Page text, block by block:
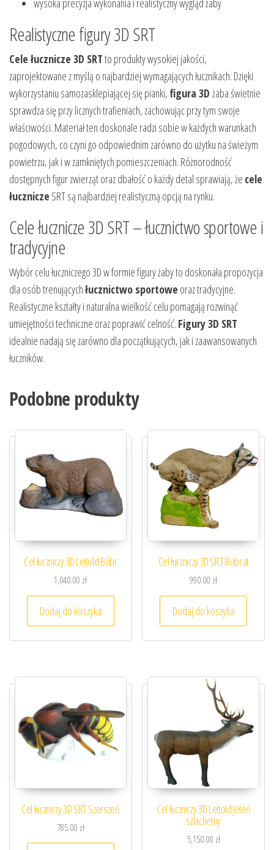
Realistyczne figury 3D SRT
Cele łucznicze 3D SRTto produkty wysokiej jakości,
zaprojektowane z myślą o najbardziej wymagających łucznikach. Dzięki
wykorzystaniu samozasklepiającej się pianki, figura 3D żaba świetnie
sprawdza się przy licznych trafieniach, zachowując przy tym swoje
właściwości. Materiał ten doskonale radzi sobie w każdych warunkach
pogodowych, co czyni go odpowiednim zarówno do użytku na świeżym
powietrzu, jak i w zamkniętych pomieszczeniach. Różnorodność
dostępnych figur zwierząt oraz dbałość o każdy detal sprawiają, że cele
łucznicze SRT są najbardziej realistyczną opcją na rynku.
Cele łucznicze 3D SRT – łucznictwo sportowe i
tradycyjne
Wybór celu łuczniczego 3D w formie figury żaby to doskonała propozycja
dla osób trenującychłucznictwo sportowe oraz tradycyjne.
Realistyczne kształty i naturalna wielkość celu pomagają rozwinąć
umiejętności techniczne oraz poprawić celność. Figury 3D SRT
idealnie nadają się zarówno dla początkujących, jak i zaawansowanych
łuczników.
Podobne produkty
Cel łuczniczy 3D Leitold Bóbr
1,040.00 zł
Dodaj do koszyka
Cel łuczniczy 3D SRT Bobcat
990.00 zł
Dodaj do koszyka
Cel łuczniczy 3D SRT Szerszeń
785.00 zł
Cel łuczniczy 3D Leitold Jeleń
szlachetny
5,150.00 zł